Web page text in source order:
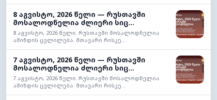
8 აგვისტო, 2026 წელი — რუსთავში
მოსალოდნელია ძლიერი სიც...
8 აგვისტო, 2026 წელი. რუსთავში მოსალოდნელია
ამინდის ცვლილება. მთავარი რისკე...
7 აგვისტო, 2026 წელი — რუსთავში
მოსალოდნელია ძლიერი სიც...
7 აგვისტო, 2026 წელი. რუსთავში მოსალოდნელია
ამინდის ცვლილება. მთავარი რისკე...